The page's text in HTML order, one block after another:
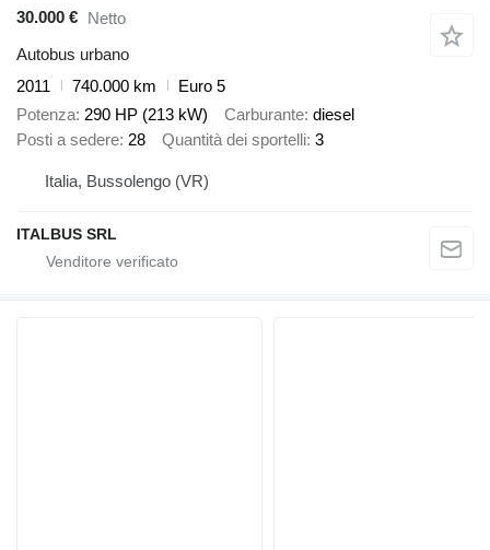
30.000 € Netto
Autobus urbano
2011
740.000 km
Euro 5
Potenza 290 HP (213 kW) Carburante diesel
Posti a sedere 28 Quantità dei sportelli 3
Italia, Bussolengo (VR)
ITALBUS SRL